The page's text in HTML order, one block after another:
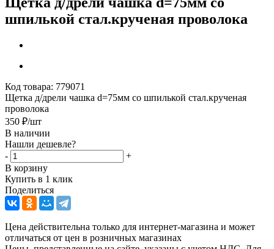
шпилькой стал.крученая проволока
Код товара: 779071
Щетка д/дрели чашка d=75мм со шпилькой стал.крученая
проволока
350 ₽/шт
В наличии
Нашли дешевле?
-
+
В корзину
Купить в 1 клик
Поделиться
Цена действительна только для интернет-магазина и может
отличаться от цен в розничных магазинах